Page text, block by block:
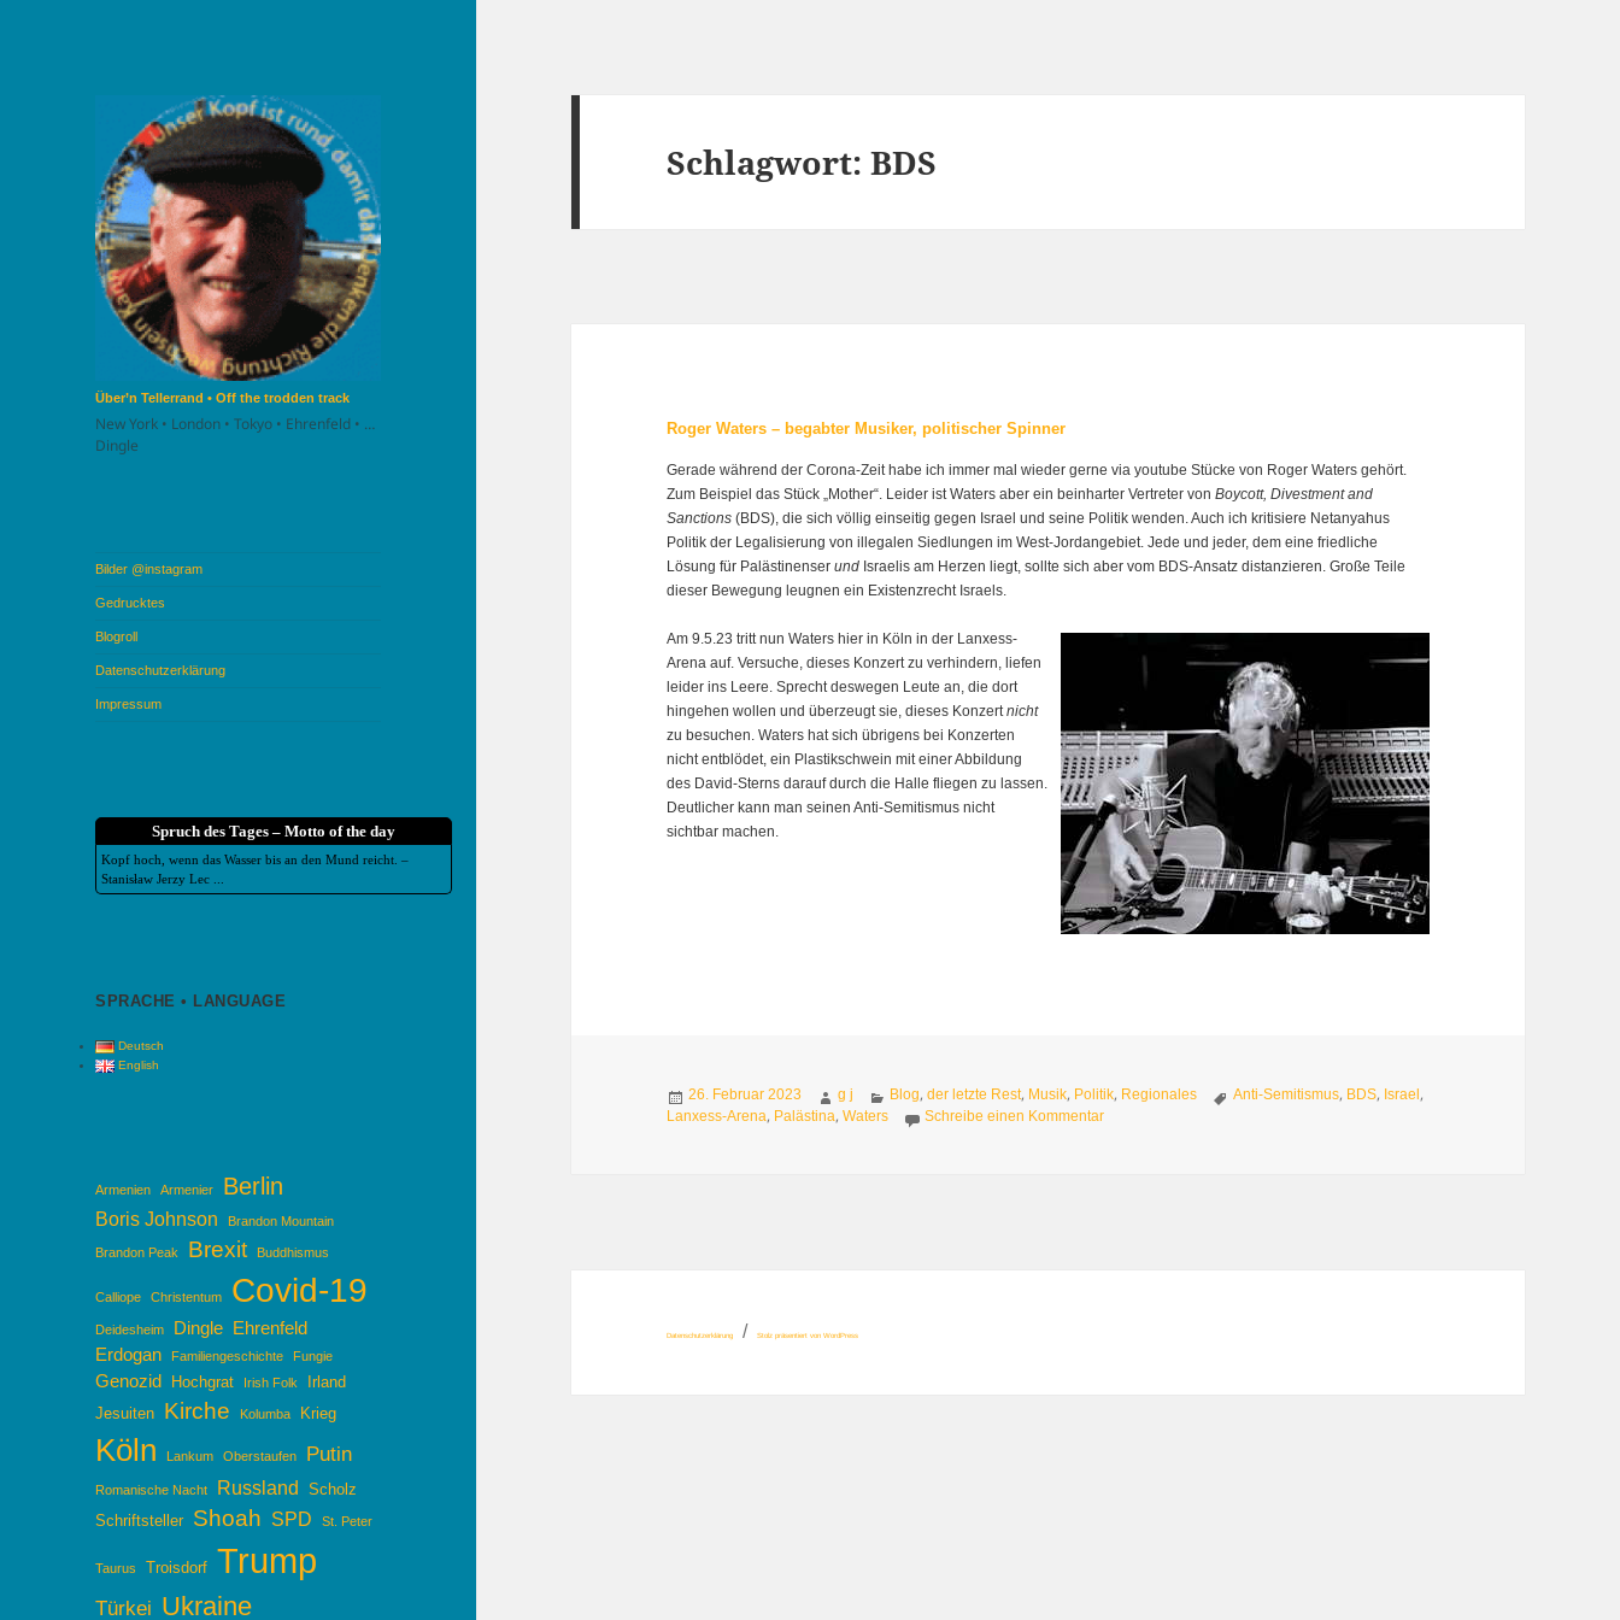
Über’n Tellerrand • Off the trodden track
New York • London • Tokyo • Ehrenfeld • …
Dingle
Bilder @instagram
Gedrucktes
Blogroll
Datenschutzerklärung
Impressum
Spruch des Tages – Motto of the day
Kopf hoch, wenn das Wasser bis an den Mund reicht. –
Stanisław Jerzy Lec ...
SPRACHE • LANGUAGE
Deutsch
English
Armenien Armenier Berlin
Boris Johnson Brandon Mountain
Brandon Peak Brexit Buddhismus
Calliope Christentum Covid-19
Deidesheim Dingle
Ehrenfeld
Erdogan
Familiengeschichte Fungie
Genozid Hochgrat Irish Folk
Irland
Jesuiten Kirche Kolumba Krieg
Köln Lankum Oberstaufen Putin
Romanische Nacht Russland
Scholz
Schriftsteller Shoah SPD St. Peter
Taurus Troisdorf Trump
Türkei Ukraine
Schlagwort:BDS
Roger Waters – begabter Musiker, politischer Spinner
Gerade während der Corona-Zeit habe ich immer mal wieder gerne via youtube Stücke von Roger Waters gehört.
Zum Beispiel das Stück „Mother“. Leider ist Waters aber ein beinharter Vertreter vonBoycott, Divestment and
Sanctions (BDS), die sich völlig einseitig gegen Israel und seine Politik wenden. Auch ich kritisiere Netanyahus
Politik der Legalisierung von illegalen Siedlungen im West-Jordangebiet. Jede und jeder, dem eine friedliche
Lösung für Palästinenserund Israelis am Herzen liegt, sollte sich aber vom BDS-Ansatz distanzieren. Große Teile
dieser Bewegung leugnen ein Existenzrecht Israels.
Am 9.5.23 tritt nun Waters hier in Köln in der Lanxess-
Arena auf. Versuche, dieses Konzert zu verhindern, liefen
leider ins Leere. Sprecht deswegen Leute an, die dort
hingehen wollen und überzeugt sie, dieses Konzertnicht
zu besuchen. Waters hat sich übrigens bei Konzerten
nicht entblödet, ein Plastikschwein mit einer Abbildung
des David-Sterns darauf durch die Halle fliegen zu lassen.
Deutlicher kann man seinen Anti-Semitismus nicht
sichtbar machen.
Veröffentlicht
am
26. Februar 2023 Autor
g j Kategorien
Blog,der letzte Rest, Musik, Politik, Regionales Schlagwörter
Anti-Semitismus, BDS, Israel ,
Lanxess-Arena, Palästina,Waters Schreibe einen Kommentarzu Roger Waters – begabter Musiker, politischer Spinner
Datenschutzerklärung Stolz präsentiert von WordPress